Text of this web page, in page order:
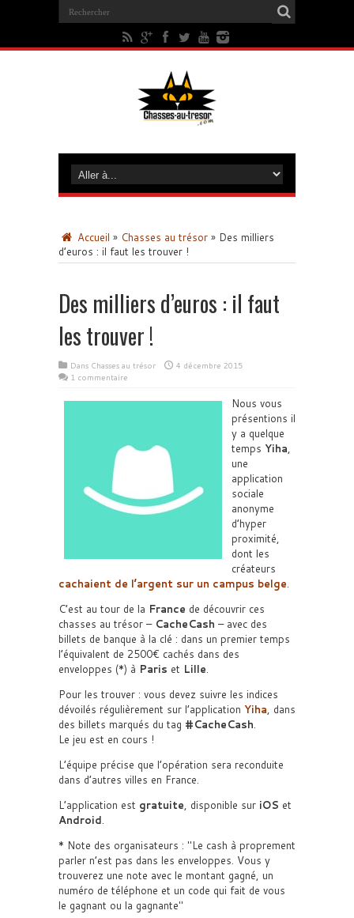
Accueil » Chasses au trésor » Des milliers
d’euros : il faut les trouver !
Des milliers d’euros : il faut
les trouver !
Dans Chasses au trésor
4 décembre 2015
1 commentaire
Nous vous
présentions il
y a quelque
temps Yiha,
une
application
sociale
anonyme
d’hyper
proximité,
dont les
créateurs
cachaient de l’argent sur un campus belge.
C’est au tour de la France de découvrir ces
chasses au trésor – CacheCash – avec des
billets de banque à la clé : dans un premier temps
l’équivalent de 2500€ cachés dans des
enveloppes (*) à Paris et Lille.
Pour les trouver : vous devez suivre les indices
dévoilés régulièrement sur l’application Yiha, dans
des billets marqués du tag #CacheCash.
Le jeu est en cours !
L’équipe précise que l’opération sera reconduite
dans d’autres villes en France.
L’application est gratuite, disponible sur iOS et
Android.
* Note des organisateurs :
Le cash à proprement
parler n’est pas dans les enveloppes. Vous y
trouverez une note avec le montant gagné, un
numéro de téléphone et un code qui fait de vous
le gagnant ou la gagnante